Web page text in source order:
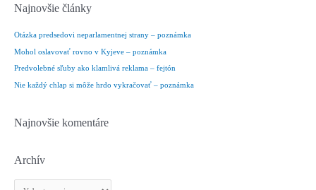
a
:
Najnovšie články
Otázka predsedovi neparlamentnej strany – poznámka
Mohol oslavovať rovno v Kyjeve – poznámka
Predvolebné sľuby ako klamlivá reklama – fejtón
Nie každý chlap si môže hrdo vykračovať – poznámka
Najnovšie komentáre
Archív